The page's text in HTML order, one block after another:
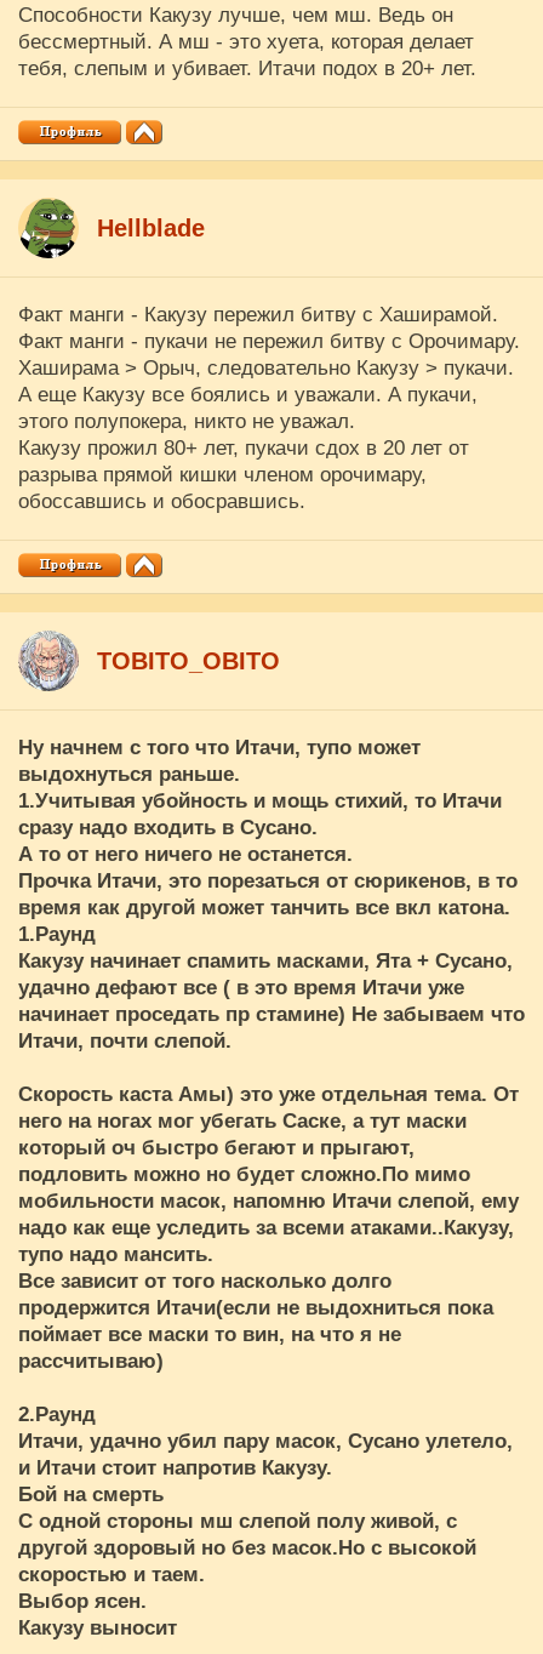
Способности Какузу лучше, чем мш. Ведь он
бессмертный. А мш - это хуета, которая делает
тебя, слепым и убивает. Итачи подох в 20+ лет.
Hellblade
Факт манги - Какузу пережил битву с Хаширамой.
Факт манги - пукачи не пережил битву с Орочимару.
Хаширама > Орыч, следовательно Какузу > пукачи.
А еще Какузу все боялись и уважали. А пукачи,
этого полупокера, никто не уважал.
Какузу прожил 80+ лет, пукачи сдох в 20 лет от
разрыва прямой кишки членом орочимару,
обоссавшись и обосравшись.
ТОBITO_OBITO
Ну начнем с того что Итачи, тупо может
выдохнуться раньше.
1.Учитывая убойность и мощь стихий, то Итачи
сразу надо входить в Сусано.
А то от него ничего не останется.
Прочка Итачи, это порезаться от сюрикенов, в то
время как другой может танчить все вкл катона.
1.Раунд
Какузу начинает спамить масками, Ята + Сусано,
удачно дефают все ( в это время Итачи уже
начинает проседать пр стамине) Не забываем что
Итачи, почти слепой.
Скорость каста Амы) это уже отдельная тема. От
него на ногах мог убегать Саске, а тут маски
который оч быстро бегают и прыгают,
подловить можно но будет сложно.По мимо
мобильности масок, напомню Итачи слепой, ему
надо как еще уследить за всеми атаками..Какузу,
тупо надо мансить.
Все зависит от того насколько долго
продержится Итачи(если не выдохниться пока
поймает все маски то вин, на что я не
рассчитываю)
2.Раунд
Итачи, удачно убил пару масок, Сусано улетело,
и Итачи стоит напротив Какузу.
Бой на смерть
С одной стороны мш слепой полу живой, с
другой здоровый но без масок.Но с высокой
скоростью и таем.
Выбор ясен.
Какузу выносит